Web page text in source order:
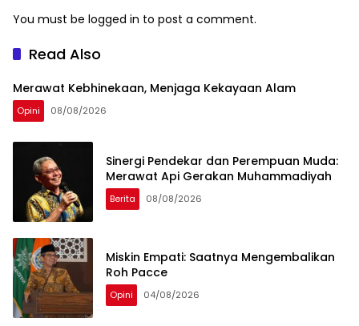
You must be logged in to post a comment.
Read Also
Merawat Kebhinekaan, Menjaga Kekayaan Alam
Opini 08/08/2026
Sinergi Pendekar dan Perempuan Muda:
Merawat Api Gerakan Muhammadiyah
Berita 08/08/2026
Miskin Empati: Saatnya Mengembalikan
Roh Pacce
Opini 04/08/2026